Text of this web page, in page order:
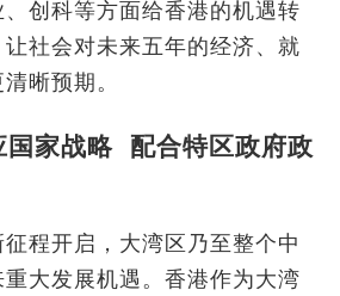
创科等方面给香港的机遇转
社会对未来五年的经济、就
晰预期。
国家战略 配合特区政府政
程开启，大湾区乃至整个中
大发展机遇。香港作为大湾